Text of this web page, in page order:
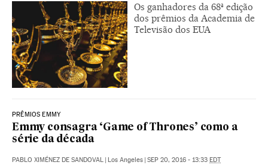
Os ganhadores da 68ª edição
dos prêmios da Academia de
Televisão dos EUA
PRÊMIOS EMMY
Emmy consagra ‘Game of Thrones’ como a
série da década
PABLO XIMÉNEZ DE SANDOVAL Los Angeles SEP 20, 2016 - 13:33 EDT